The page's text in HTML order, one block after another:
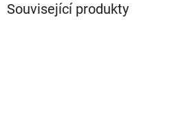
Související produkty